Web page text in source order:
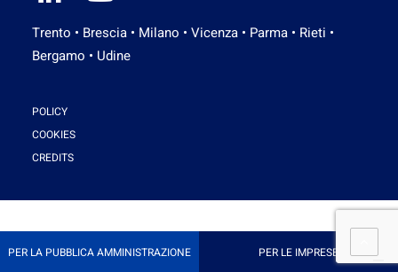
PER LA PUBBLICA AMMINISTRAZIONE PER LE IMPRESE
Trento • Brescia • Milano • Vicenza • Parma • Rieti •
Bergamo • Udine
POLICY
COOKIES
CREDITS